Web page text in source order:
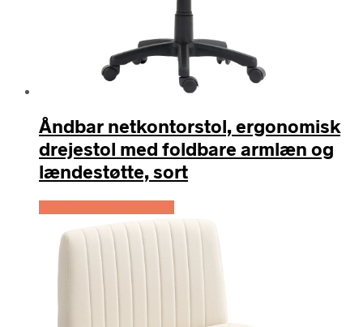
Åndbar netkontorstol, ergonomisk
drejestol med foldbare armlæn og
lændestøtte, sort